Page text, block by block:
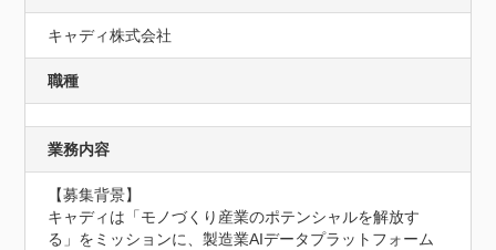
キャディ株式会社
職種
業務内容
【募集背景】
キャディは「モノづくり産業のポテンシャルを解放す
る」をミッションに、製造業AIデータプラットフォーム